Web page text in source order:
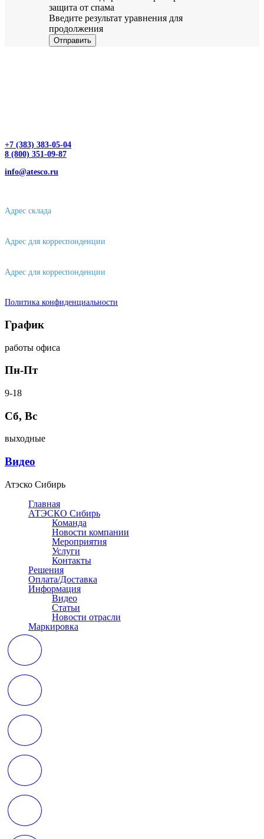
защита от спама
Введите результат уравнения для
продолжения
Отправить
+7 (383) 383-05-04
8 (800) 351-09-87
info@atesco.ru
Адрес склада
Адрес для корреспонденции
Адрес для корреспонденции
Политика конфиденциальности
График
работы офиса
Пн-Пт
9-18
Сб, Вс
выходные
Видео
Атэско Сибирь
Главная
АТЭСКО Сибирь
Команда
Новости компании
Мероприятия
Услуги
Контакты
Решения
Оплата/Доставка
Информация
Видео
Статьи
Новости отрасли
Маркировка